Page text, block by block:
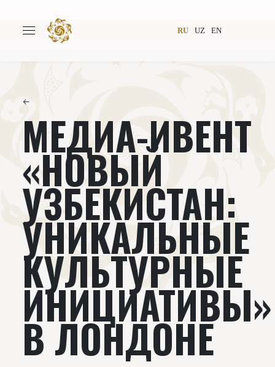
RU UZ EN
Авторы Всемирное общество
Издательство Новости
Проекты Подкасты
Книги Видеолекторий
←
МЕДИА-ИВЕНТ
«НОВЫЙ
УЗБЕКИСТАН:
УНИКАЛЬНЫЕ
КУЛЬТУРНЫЕ
ИНИЦИАТИВЫ»
В ЛОНДОНЕ